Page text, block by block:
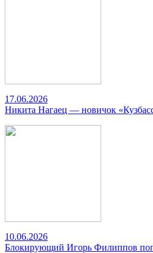
17.06.2026
Никита Нагаец — новичок
10.06.2026
Блокирующий Игорь Филиппов